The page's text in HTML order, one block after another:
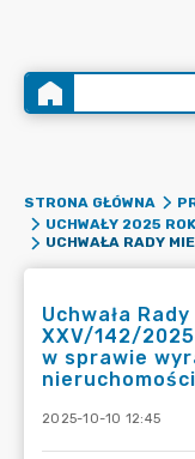
STRONA GŁÓWNA
UCHWAŁY 2025 ROK
Uchwała
XXV/142/
w sprawie
2025-10-10 12:45